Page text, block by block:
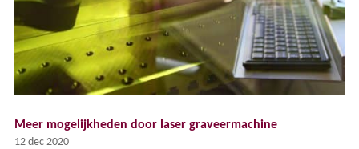
Meer mogelijkheden door laser graveermachine
12 dec 2020